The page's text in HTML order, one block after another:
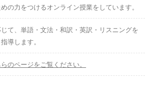
の力をつけるオンライン授業をしています。
て、単語・文法・和訳・英訳・リスニングを
導します。
のページをご覧ください。